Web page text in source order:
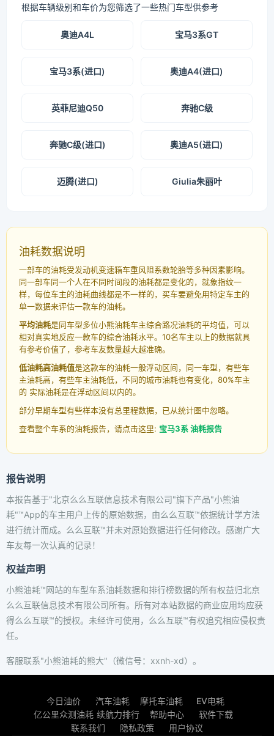
根据车辆级别和车价为您筛选了一些热门车型供参考
奥迪A4L 宝马3系GT
宝马3系(进口) 奥迪A4(进口)
英菲尼迪Q50 奔驰C级
奔驰C级(进口) 奥迪A5(进口)
迈腾(进口) Giulia朱丽叶
油耗数据说明
一部车的油耗受发动机变速箱车重风阻系数轮胎等多种因素影响。
同一部车同一个人在不同时间段的油耗都是变化的，就象指纹一
样，每位车主的油耗曲线都是不一样的，买车要避免用特定车主的
单一数据来评估一款车的油耗。
平均油耗是同车型多位小熊油耗车主综合路况油耗的平均值，可以
相对真实地反应一款车的综合油耗水平。10名车主以上的数据就具
有参考价值了，参考车友数量越大越准确。
低油耗高油耗值是这款车的油耗一般浮动区间，同一车型，有些车
主油耗高，有些车主油耗低，不同的城市油耗也有变化，80%车主
的 实际油耗是在浮动区间以内的。
部分早期车型有些样本没有总里程数据，已从统计图中忽略。
查看整个车系的油耗报告，请点击这里: 宝马3系 油耗报告
报告说明
本报告基于"北京么么互联信息技术有限公司"旗下产品"小熊油
耗"™App的车主用户上传的原始数据，由么么互联™依据统计学方法
进行统计而成。么么互联™并未对原始数据进行任何修改。感谢广大
车友每一次认真的记录！
权益声明
小熊油耗™网站的车型车系油耗数据和排行榜数据的所有权益归北京
么么互联信息技术有限公司所有。所有对本站数据的商业应用均应获
得么么互联™的授权。未经许可使用，么么互联™有权追究相应侵权责
任。
客服联系"小熊油耗的熊大"（微信号：xxnh-xd）。
今日油价 汽车油耗 摩托车油耗
EV电耗
亿公里众测油耗 续航力排行 帮助中心
软件下载
联系我们
隐私政策 用户协议